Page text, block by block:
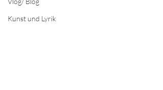
Kunst und Lyrik